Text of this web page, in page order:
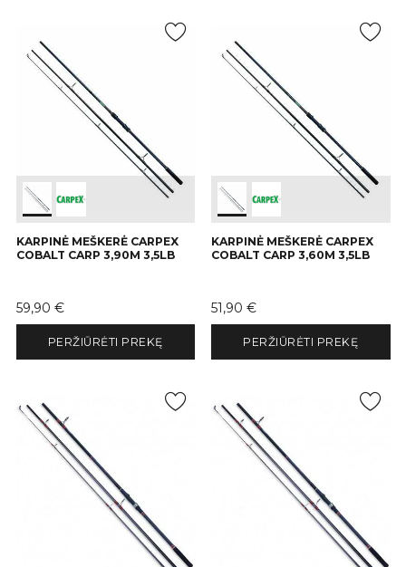
KARPINĖ MEŠKERĖ CARPEX
COBALT CARP 3,90M 3,5LB
Kaina
59,90 €
PERŽIŪRĖTI PREKĘ
KARPINĖ MEŠKERĖ CARPEX
COBALT CARP 3,60M 3,5LB
Kaina
51,90 €
PERŽIŪRĖTI PREKĘ